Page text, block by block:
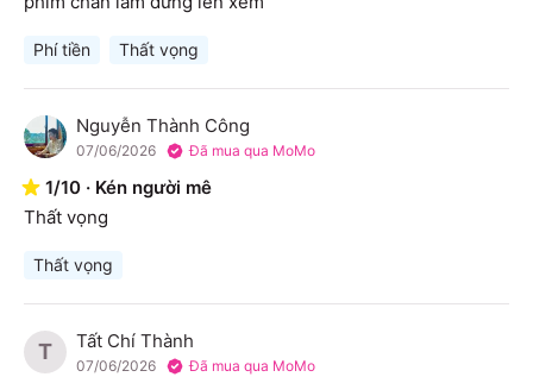
Phí tiền Thất vọng
N Nguyễn Thành Công
07/06/2026 Đã mua qua MoMo
1/10 · Kén người mê
Thất vọng
Thất vọng
T Tất Chí Thành
07/06/2026 Đã mua qua MoMo